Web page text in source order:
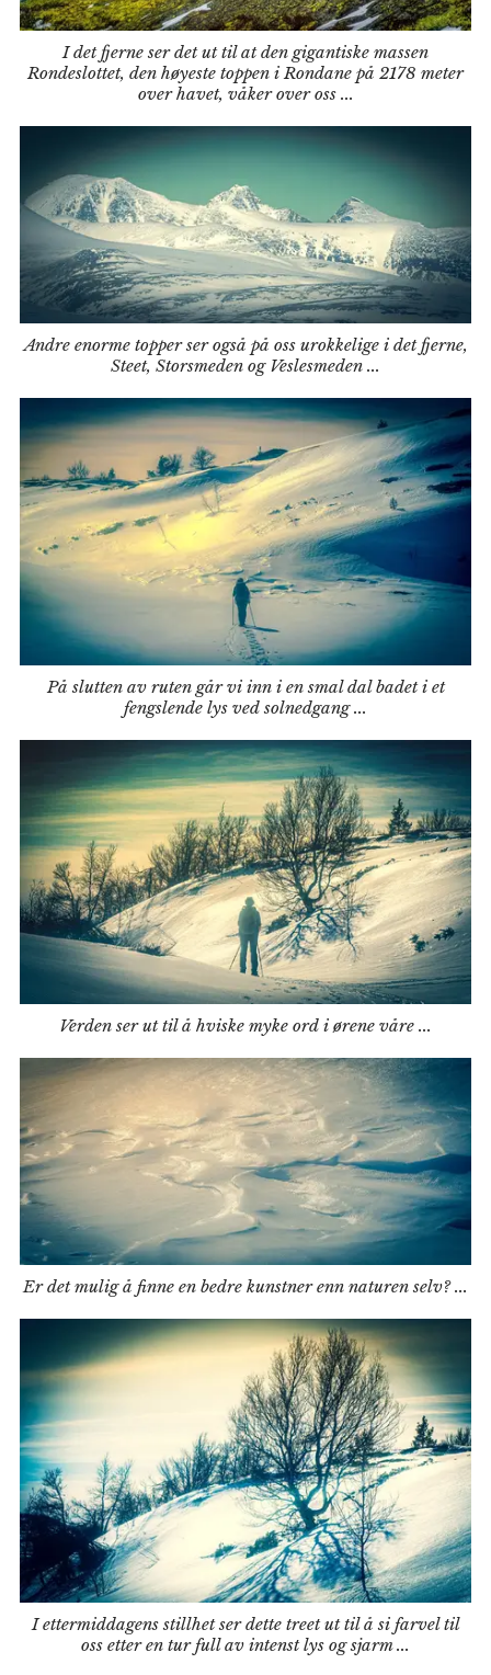
I det fjerne ser det ut til at den gigantiske massen
Rondeslottet, den høyeste toppen i Rondane på 2178 meter
over havet, våker over oss ...
Andre enorme topper ser også på oss urokkelige i det fjerne,
Steet, Storsmeden og Veslesmeden ...
På slutten av ruten går vi inn i en smal dal badet i et
fengslende lys ved solnedgang ...
Verden ser ut til å hviske myke ord i ørene våre ...
Er det mulig å finne en bedre kunstner enn naturen selv? ...
I ettermiddagens stillhet ser dette treet ut til å si farvel til
oss etter en tur full av intenst lys og sjarm ...